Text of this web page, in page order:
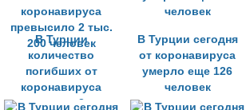
масок
В Турции
количество
погибших от
коронавируса
превысило 2 тыс.
В Турции сегодня
от коронавируса
умерло еще 126
человек